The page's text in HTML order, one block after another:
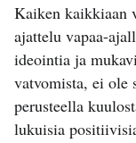
Kaiken kaikkiaan
ajattelu vapaa-
ideointia ja
vatvomista, ei ole
perusteella
lukuisia